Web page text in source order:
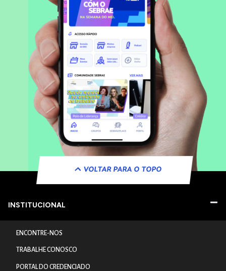
VOLTAR PARA O TOPO
INSTITUCIONAL
ENCONTRE-NOS
TRABALHE CONOSCO
PORTAL DO CREDENCIADO